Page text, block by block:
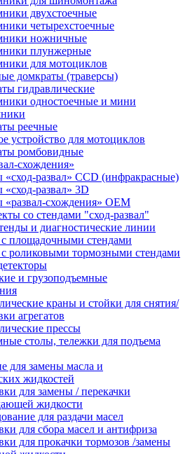
двухстоечные
четырехстоечные
ножничные
плунжерные
для мотоциклов
домкраты (траверсы)
гидравлические
одностоечные и мини
реечные
устройство для мотоциклов
ромбовидные
схождения»
«сход-развал» CCD (инфракрасные)
развал» 3D
«развал-схождения» ОЕМ
со стендами "сход-развал"
и диагностические линии
площадочными стендами
роликовыми тормозными стендами
и грузоподъемные
краны и стойки для снятия/
агрегатов
прессы
столы, тележки для подъема
для замены масла и
жидкостей
для замены / перекачки
жидкости
для раздачи масел
для сбора масел и антифриза
для прокачки тормозов /замены